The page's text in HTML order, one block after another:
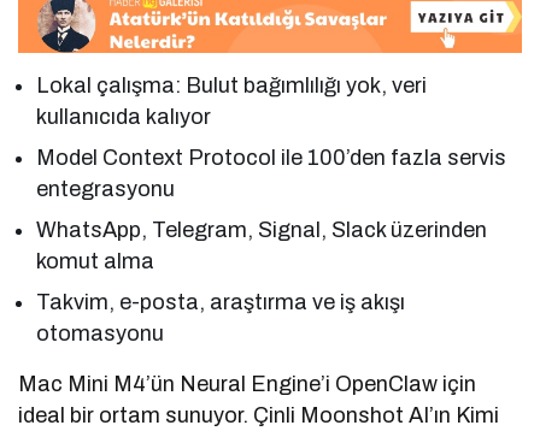
Lokal çalışma: Bulut bağımlılığı yok, veri
kullanıcıda kalıyor
Model Context Protocol ile 100’den fazla servis
entegrasyonu
WhatsApp, Telegram, Signal, Slack üzerinden
komut alma
Takvim, e-posta, araştırma ve iş akışı
otomasyonu
Mac Mini M4’ün Neural Engine’i OpenClaw için
ideal bir ortam sunuyor. Çinli Moonshot AI’ın Kimi